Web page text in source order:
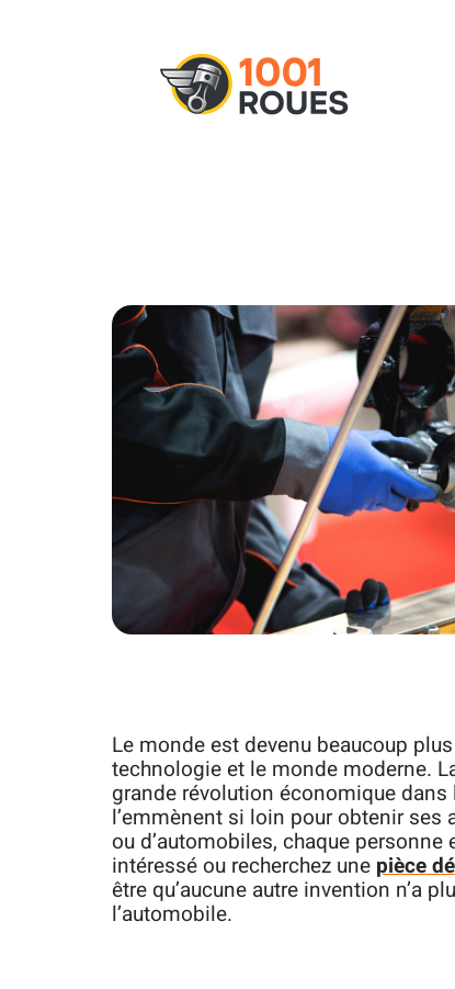
Le monde est devenu beaucoup
technologie et le monde moderne.
grande révolution économique
l’emmènent si loin pour obtenir ses
ou d’automobiles, chaque
intéressé ou recherchez une pièce
être qu’aucune autre invention n’a
l’automobile.